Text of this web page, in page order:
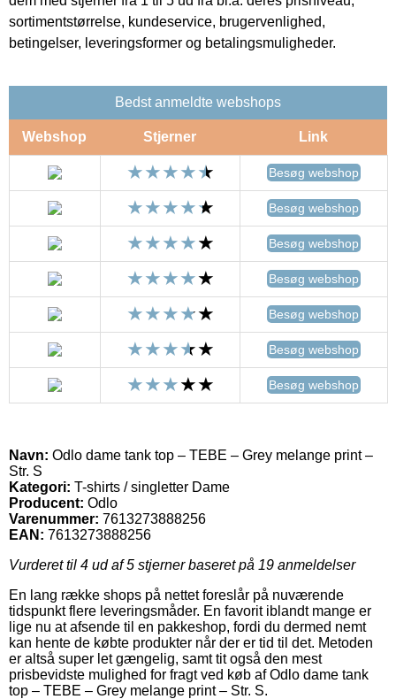
sortimentstørrelse, kundeservice, brugervenlighed,
betingelser, leveringsformer og betalingsmuligheder.
Bedst anmeldte webshops
Webshop Stjerner Link
Besøg webshop
Besøg webshop
Besøg webshop
Besøg webshop
Besøg webshop
Besøg webshop
Besøg webshop
Navn: Odlo dame tank top – TEBE – Grey melange print –
Str. S
Kategori: T-shirts / singletter Dame
Producent: Odlo
Varenummer: 7613273888256
EAN: 7613273888256
Vurderet til 4 ud af 5 stjerner baseret på 19 anmeldelser
En lang række shops på nettet foreslår på nuværende
tidspunkt flere leveringsmåder. En favorit iblandt mange er
lige nu at afsende til en pakkeshop, fordi du dermed nemt
kan hente de købte produkter når der er tid til det. Metoden
er altså super let gængelig, samt tit også den mest
prisbevidste mulighed for fragt ved køb af Odlo dame tank
top – TEBE – Grey melange print – Str. S.